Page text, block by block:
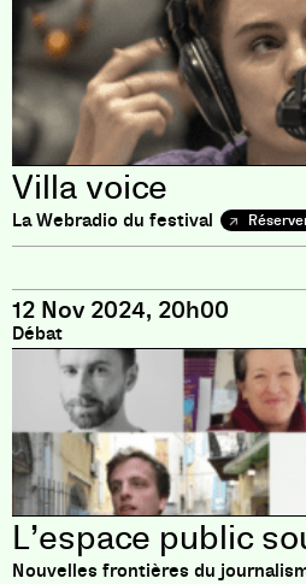
Villa voice
La Webradio du festival
12 Nov 2024, 20h00
Débat
L’espace public
Nouvelles frontières du